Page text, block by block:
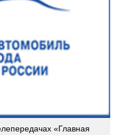
«Главная